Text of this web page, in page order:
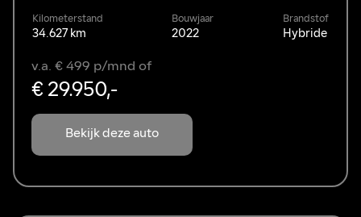
Kilometerstand
34.627 km
Bouwjaar
2022
Brandstof
Hybride
Bekijk deze auto
v.a. € 499 p/mnd of
€ 29.950,-